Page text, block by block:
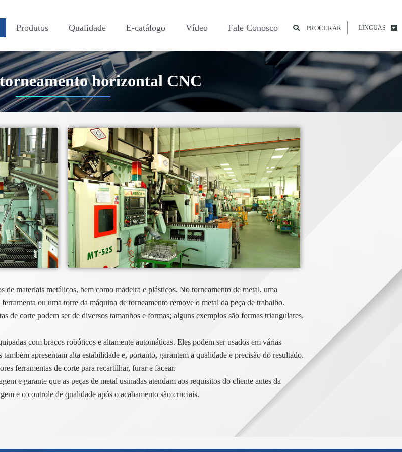
Produtos Qualidade E-catálogo Vídeo Fale Conosco PROCURAR LÍNGUAS
horizontal CNC
de materiais metálicos, bem como madeira e plásticos. No torneamento de metal, uma
ou uma torre da máquina de torneamento remove o metal da peça de trabalho.
de corte podem ser de diversos tamanhos e formas; alguns exemplos são formas triangulares,
com braços robóticos e altamente automáticas. Eles podem ser usados em várias
apresentam alta estabilidade e, portanto, garantem a qualidade e precisão do resultado.
ferramentas de corte para recartilhar, furar e facear.
e garante que as peças de metal usinadas atendam aos requisitos do cliente antes da
e o controle de qualidade após o acabamento são cruciais.